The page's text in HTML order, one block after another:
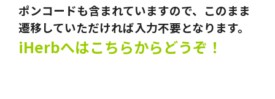
ポンコードも含まれていますので、このまま
遷移していただければ入力不要となります。
iHerbへはこちらからどうぞ！